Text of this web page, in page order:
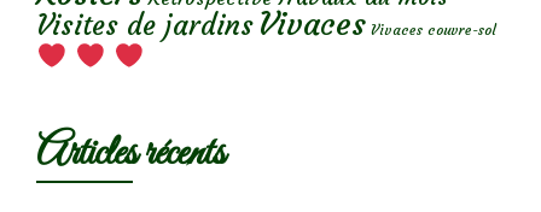
Visites de jardins Vivaces Vivaces couvre-sol
Articles récents